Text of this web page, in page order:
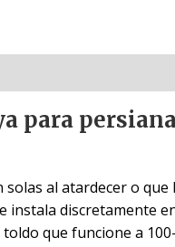
para
al atardecer o
instala discretamente
que funcione a